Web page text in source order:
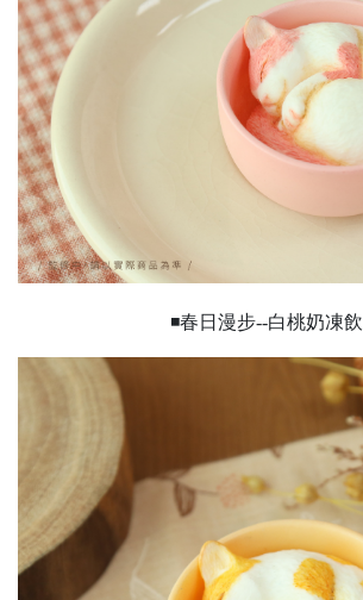
◾春日漫步--白桃奶凍飲